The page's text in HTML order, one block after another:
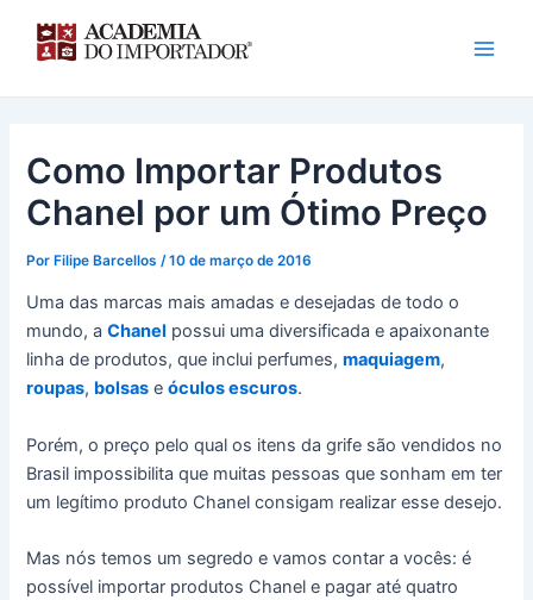
Como Importar Produtos
Chanel por um Ótimo Preço
PorFilipe Barcellos /10 de março de 2016
Uma das marcas mais amadas e desejadas de todo o
mundo, aChanel possui uma diversificada e apaixonante
linha de produtos, que inclui perfumes,maquiagem,
roupas, bolsas eóculos escuros.
Porém, o preço pelo qual os itens da grife são vendidos no
Brasil impossibilita que muitas pessoas que sonham em ter
um legítimo produto Chanel consigam realizar esse desejo.
Mas nós temos um segredo e vamos contar a vocês: é
possível importar produtos Chanel e pagar até quatro